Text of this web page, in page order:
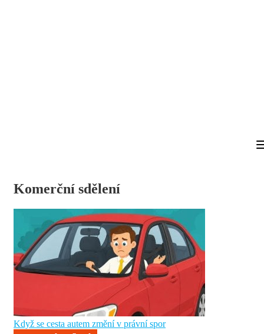
Komerční sdělení
Když se cesta autem změní v právní spor